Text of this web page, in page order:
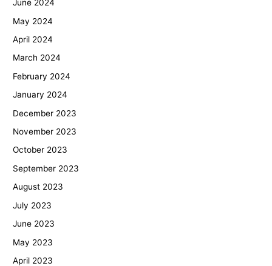
June 2024
May 2024
April 2024
March 2024
February 2024
January 2024
December 2023
November 2023
October 2023
September 2023
August 2023
July 2023
June 2023
May 2023
April 2023